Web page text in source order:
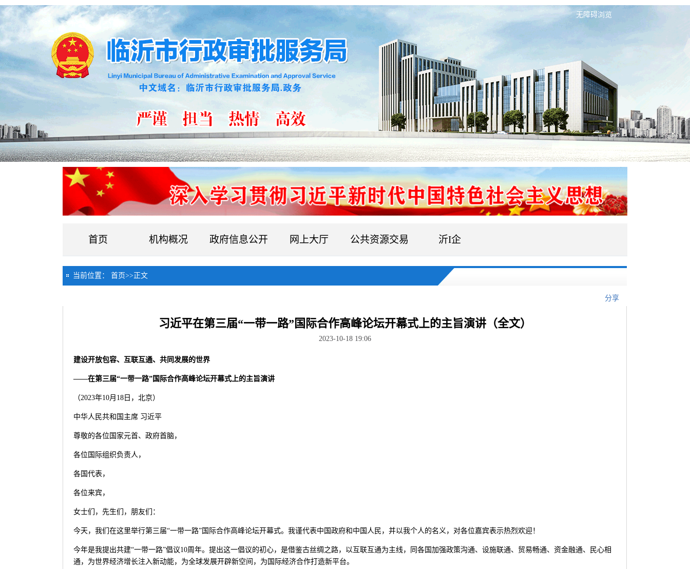
无障碍浏览
首页 机构概况 政府信息公开 网上大厅 公共资源交易 沂I企
当前位置： 首页>> 正文
分享
习近平在第三届“一带一路”国际合作高峰论坛开幕式上的主旨演讲（全文）
2023-10-18 19:06
建设开放包容、互联互通、共同发展的世界
——在第三届“一带一路”国际合作高峰论坛开幕式上的主旨演讲
（2023年10月18日，北京）
中华人民共和国主席 习近平
尊敬的各位国家元首、政府首脑，
各位国际组织负责人，
各国代表，
各位来宾，
女士们，先生们，朋友们：
今天，我们在这里举行第三届“一带一路”国际合作高峰论坛开幕式。我谨代表中国政府和中国人民，并以我个人的名义，对各位嘉宾表示热烈欢迎！
今年是我提出共建“一带一路”倡议10周年。提出这一倡议的初心，是借鉴古丝绸之路，以互联互通为主线，同各国加强政策沟通、设施联通、贸易畅通、资金融通、民心相
通，为世界经济增长注入新动能，为全球发展开辟新空间，为国际经济合作打造新平台。